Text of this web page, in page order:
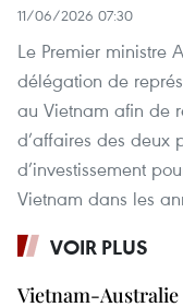
11/06/2026 07:30
Le Premier ministre
délégation de
au Vietnam afin de
d’affaires des deux
d’investissement
Vietnam dans les
VOIR PLUS
Vietnam-Australie